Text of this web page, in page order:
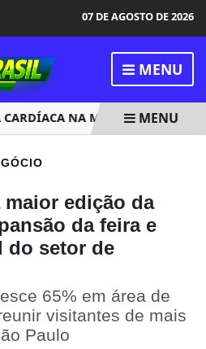
07 DE AGOSTO DE 2026
MENU
NA MÃE MARINA
MENU
maior edição da
da feira e
do setor de
65% em área de
visitantes de mais
Paulo